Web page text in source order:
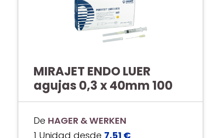
MIRAJET ENDO LUER
agujas 0,3 x 40mm 100
De HAGER & WERKEN
1 Unidad desde 7,51 €